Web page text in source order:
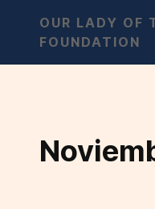
OUR LADY OF
FOUNDATION